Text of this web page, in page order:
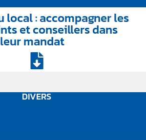
local : accompagner les
et conseillers dans
mandat
DIVERS